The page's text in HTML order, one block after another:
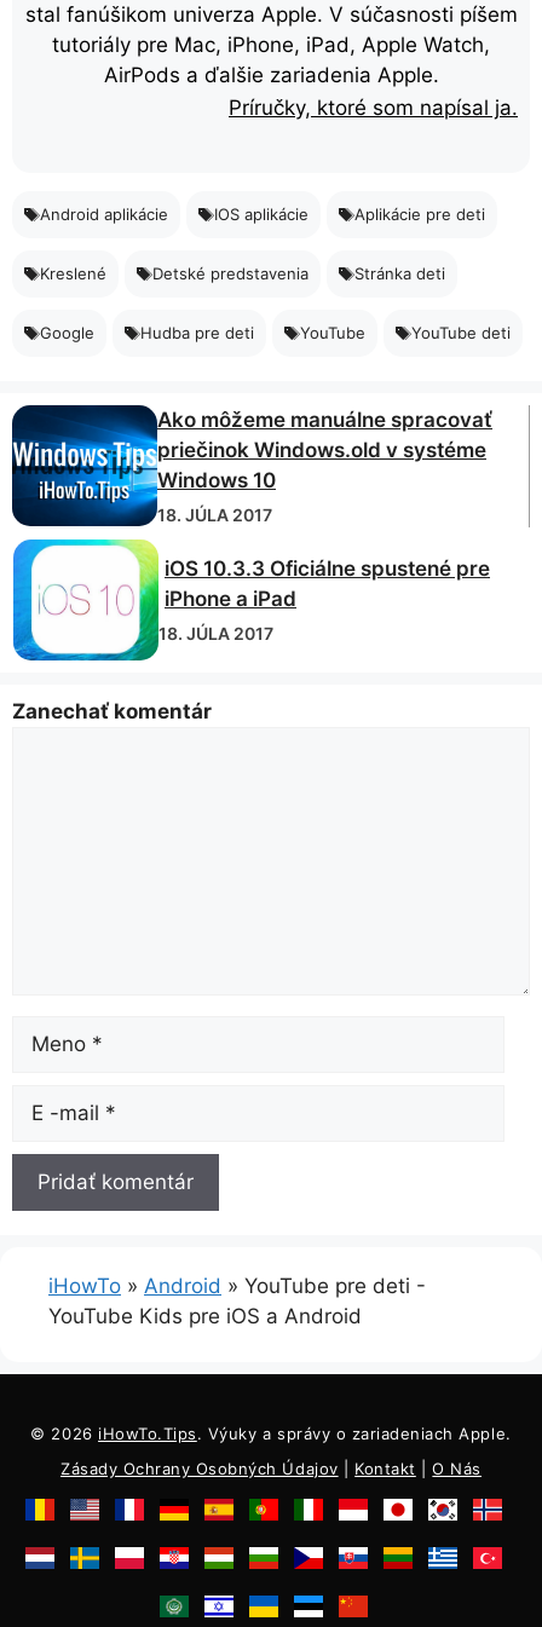
stal fanúšikom univerza Apple. V súčasnosti píšem
tutoriály pre Mac, iPhone, iPad, Apple Watch,
AirPods a ďalšie zariadenia Apple.
Príručky, ktoré som napísal ja.
Android aplikácie IOS aplikácie Aplikácie pre deti
Kreslené Detské predstavenia Stránka deti
Google Hudba pre deti YouTube YouTube deti
Ako môžeme manuálne spracovať
priečinok Windows.old v systéme
Windows 10
18. JÚLA 2017
iOS 10.3.3 Oficiálne spustené pre
iPhone a iPad
18. JÚLA 2017
Zanechať komentár
mailom
iHowTo » Android » YouTube pre deti -
YouTube Kids pre iOS a Android
© 2026 iHowTo.Tips. Výuky a správy o zariadeniach Apple.
Zásady Ochrany Osobných Údajov
Kontakt |O Nás